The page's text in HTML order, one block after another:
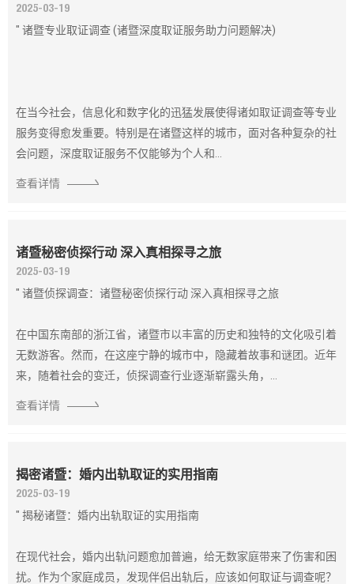
2025-03-19
" 诸暨专业取证调查 (诸暨深度取证服务助力问题解决)
在当今社会，信息化和数字化的迅猛发展使得诸如取证调查等专业
服务变得愈发重要。特别是在诸暨这样的城市，面对各种复杂的社
会问题，深度取证服务不仅能够为个人和...
查看详情
诸暨秘密侦探行动 深入真相探寻之旅
2025-03-19
" 诸暨侦探调查：诸暨秘密侦探行动 深入真相探寻之旅
在中国东南部的浙江省，诸暨市以丰富的历史和独特的文化吸引着
无数游客。然而，在这座宁静的城市中，隐藏着故事和谜团。近年
来，随着社会的变迁，侦探调查行业逐渐崭露头角，...
查看详情
揭密诸暨：婚内出轨取证的实用指南
2025-03-19
" 揭秘诸暨：婚内出轨取证的实用指南
在现代社会，婚内出轨问题愈加普遍，给无数家庭带来了伤害和困
扰。作为个家庭成员，发现伴侣出轨后，应该如何取证与调查呢？